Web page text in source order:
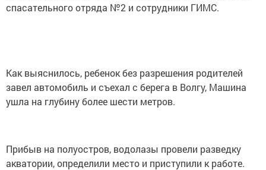
спасательного отряда №2 и сотрудники ГИМС.
Как выяснилось, ребенок без разрешения родителей
завел автомобиль и съехал с берега в Волгу, Машина
ушла на глубину более шести метров.
Прибыв на полуостров, водолазы провели разведку
акватории, определили место и приступили к работе.